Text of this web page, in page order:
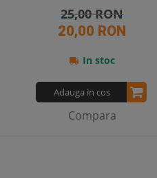
25,00 RON
20,00 RON
In stoc
Adauga in cos
Compara